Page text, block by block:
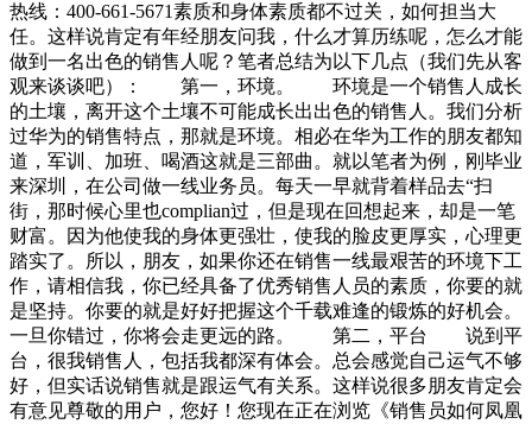
热线：400-661-5671素质和身体素质都不过关，如何担当大
任。这样说肯定有年经朋友问我，什么才算历练呢，怎么才能
做到一名出色的销售人呢？笔者总结为以下几点（我们先从客
观来谈谈吧）： 第一，环境。 环境是一个销售人成长
的土壤，离开这个土壤不可能成长出出色的销售人。我们分析
过华为的销售特点，那就是环境。相必在华为工作的朋友都知
道，军训、加班、喝酒这就是三部曲。就以笔者为例，刚毕业
来深圳，在公司做一线业务员。每天一早就背着样品去“扫
街，那时候心里也complian过，但是现在回想起来，却是一笔
财富。因为他使我的身体更强壮，使我的脸皮更厚实，心理更
踏实了。所以，朋友，如果你还在销售一线最艰苦的环境下工
作，请相信我，你已经具备了优秀销售人员的素质，你要的就
是坚持。你要的就是好好把握这个千载难逢的锻炼的好机会。
一旦你错过，你将会走更远的路。 第二，平台 说到平
台，很我销售人，包括我都深有体会。总会感觉自己运气不够
好，但实话说销售就是跟运气有关系。这样说很多朋友肯定会
有意见尊敬的用户，您好！您现在正在浏览《销售员如何凤凰